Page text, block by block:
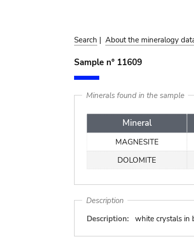
Search | About the mineralogy
Sample n° 11609
Minerals found in the sample
Mineral
MAGNESITE
DOLOMITE
Description
Description:
white crystals in